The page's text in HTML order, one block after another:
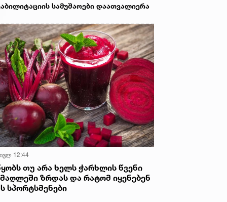
სამუშაოები დაათვალიერა
12:44
თუ არა ხელს ჭარხლის წვენი
ზრდას და რატომ იყენებენ
სპორტსმენები